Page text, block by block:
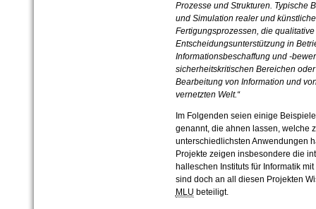
Prozesse und Strukturen. Typische
und Simulation realer und
Fertigungsprozessen, die
Entscheidungsunterstützung in
Informationsbeschaffung und -
sicherheitskritischen Bereichen
Bearbeitung von Information und
vernetzten Welt.“
Im Folgenden seien einige
genannt, die ahnen lassen, welche
unterschiedlichsten Anwendungen
Projekte zeigen insbesondere die
halleschen Instituts für Informatik
sind doch an all diesen Projekten
MLU beteiligt.